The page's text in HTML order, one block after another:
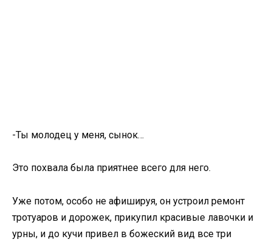
-Ты молодец у меня, сынок…
Это похвала была приятнее всего для него.
Уже потом, особо не афишируя, он устроил ремонт
тротуаров и дорожек, прикупил красивые лавочки и
урны, и до кучи привел в божеский вид все три